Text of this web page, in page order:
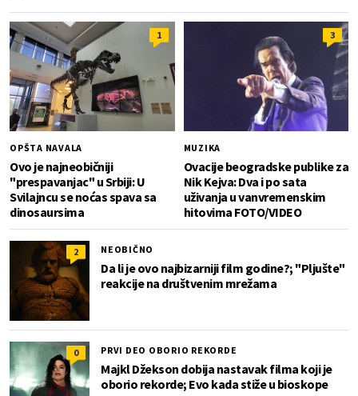
1
OPŠTA NAVALA
Ovo je najneobičniji
"prespavanjac" u Srbiji: U
Svilajncu se noćas spava sa
dinosaursima
3
MUZIKA
Ovacije beogradske publike za
Nik Kejva: Dva i po sata
uživanja u vanvremenskim
hitovima FOTO/VIDEO
2 NEOBIČNO
Da li je ovo najbizarniji film godine?; "Pljušte"
reakcije na društvenim mrežama
0 PRVI DEO OBORIO REKORDE
Majkl Džekson dobija nastavak filma koji je
oborio rekorde; Evo kada stiže u bioskope